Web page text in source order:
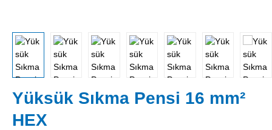
Yüksük Sıkma Pensi 16 mm²
HEX